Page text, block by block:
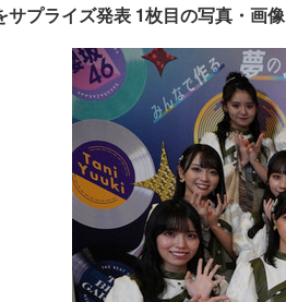
音楽
グラビア
ショッピング
ペット
その他
プライズ発表 1枚目の写真・画像